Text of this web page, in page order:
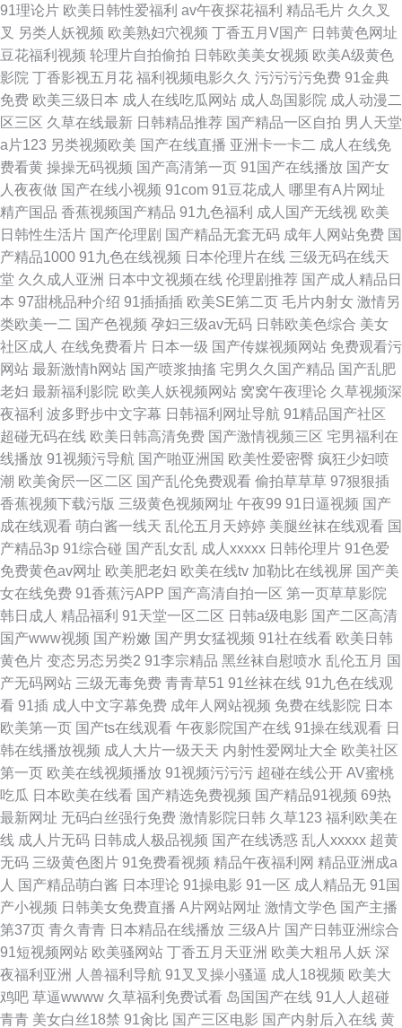
91理论片 欧美日韩性爱福利 av午夜探花福利 精品毛片 久久叉
叉 另类人妖视频 欧美熟妇穴视频 丁香五月V国产 日韩黄色网址
豆花福利视频 轮理片自拍偷拍 日韩欧美美女视频 欧美A级黄色
影院 丁香影视五月花 福利视频电影久久 污污污污免费 91金典
免费 欧美三级日本 成人在线吃瓜网站 成人岛国影院 成人动漫二
区三区 久草在线最新 日韩精品推荐 国产精品一区自拍 男人天堂
a片123 另类视频欧美 国产在线直播 亚洲卡一卡二 成人在线免
费看黄 操操无码视频 国产高清第一页 91国产在线播放 国产女
人夜夜做 国产在线小视频 91com 91豆花成人 哪里有A片网址
精产国品 香蕉视频国产精品 91九色福利 成人国产无线视 欧美
日韩性生活片 国产伦理剧 国产精品无套无码 成年人网站免费 国
产精品1000 91九色在线视频 日本伦理片在线 三级无码在线天
堂 久久成人亚洲 日本中文视频在线 伦理剧推荐 国产成人精品日
本 97甜桃品种介绍 91插插插 欧美SE第二页 毛片内射女 激情另
类欧美一二 国产色视频 孕妇三级av无码 日韩欧美色综合 美女
社区成人 在线免费看片 日本一级 国产传媒视频网站 免费观看污
网站 最新激情h网站 国产喷浆抽搐 宅男久久国产精品 国产乱肥
老妇 最新福利影院 欧美人妖视频网站 窝窝午夜理论 久草视频深
夜福利 波多野步中文字幕 日韩福利网址导航 91精品国产社区
超碰无码在线 欧美日韩高清免费 国产激情视频三区 宅男福利在
线播放 91视频污导航 国产啪亚洲国 欧美性爱密臀 疯狂少妇喷
潮 欧美肏屄一区二区 国产乱伦免费观看 偷拍草草草 97狠狠插
香蕉视频下载污版 三级黄色视频网址 午夜99 91日逼视频 国产
成在线观看 萌白酱一线天 乱伦五月天婷婷 美腿丝袜在线观看 国
产精品3p 91综合碰 国产乱女乱 成人xxxxx 日韩伦理片 91色爱
免费黄色av网址 欧美肥老妇 欧美在线tv 加勒比在线视屏 国产美
女在线免费 91香蕉污APP 国产高清自拍一区 第一页草草影院
韩日成人 精品福利 91天堂一区二区 日韩a级电影 国产二区高清
国产www视频 国产粉嫩 国产男女猛视频 91社在线看 欧美日韩
黄色片 变态另态另类2 91李宗精品 黑丝袜自慰喷水 乱伦五月 国
产无码网站 三级无毒免费 青青草51 91丝袜在线 91九色在线观
看 91插 成人中文字幕免费 成年人网站视频 免费在线影院 日本
欧美第一页 国产ts在线观看 午夜影院国产在线 91操在线观看 日
韩在线播放视频 成人大片一级天天 内射性爱网址大全 欧美社区
第一页 欧美在线视频播放 91视频污污污 超碰在线公开 AV蜜桃
吃瓜 日本欧美在线看 国产精选免费视频 国产精品91视频 69热
最新网址 无码白丝强行免费 激情影院日韩 久草123 福利欧美在
线 成人片无码 日韩成人极品视频 国产在线诱惑 乱人xxxxx 超黄
无码 三级黄色图片 91免费看视频 精品午夜福利网 精品亚洲成a
人 国产精品萌白酱 日本理论 91操电影 91一区 成人精品无 91国
产小视频 日韩美女免费直播 A片网站网址 激情文学色 国产主播
第37页 青久青青 日本精品在线播放 三级A片 国产日韩亚洲综合
91短视频网站 欧美骚网站 丁香五月天亚洲 欧美大粗吊人妖 深
夜福利亚洲
人兽福利导航 91叉叉操小骚逼 成人18视频 欧美大
鸡吧 草逼wwww 久草福利免费试看 岛国国产在线 91人人超碰
青青 美女白丝18禁 91肏比 国产三区电影 国产内射后入在线 黄